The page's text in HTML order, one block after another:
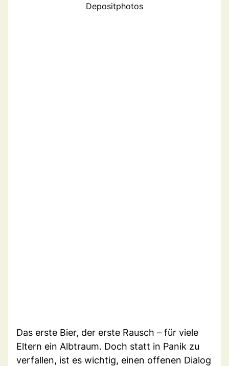
Depositphotos
Das erste Bier, der erste Rausch – für viele
Eltern ein Albtraum. Doch statt in Panik zu
verfallen, ist es wichtig, einen offenen Dialog